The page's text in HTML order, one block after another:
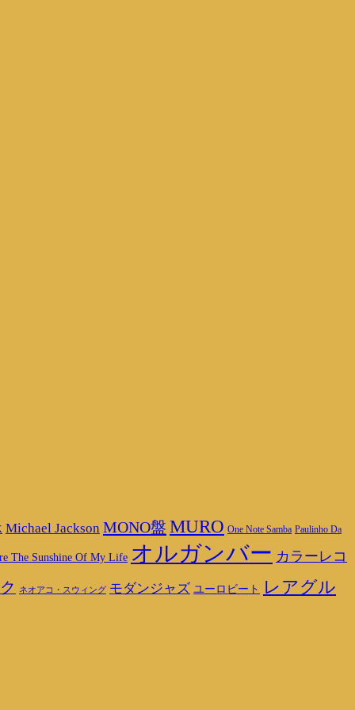
Michael Jackson MONO盤 MURO One Note Samba Paulinho Da
The Sunshine Of My Life オルガンバー カラーレコ
ネオアコ・スウィング モダンジャズ ユーロビート レアグル